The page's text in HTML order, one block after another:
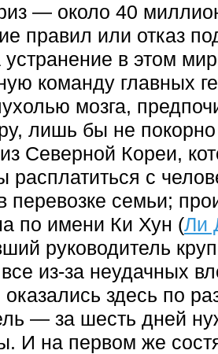
— около 40
правил или отказ
устранение в этом
команду главных
мозга,
лишь бы не
Северной Кореи,
расплатиться с
перевозке семьи;
по имени Ки Хун (Ли
руководитель
из-за неудачных
здесь по
— за шесть дней
И на первом же